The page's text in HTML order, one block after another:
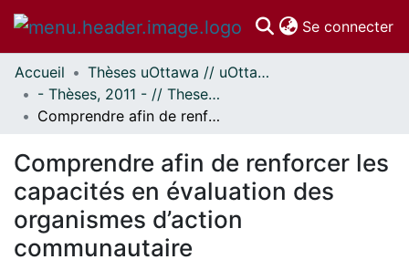
Se connecter
Communautés
et collections
Parcourir
À propos
Accueil
Thèses uOttawa // uOttawa Theses
- Thèses, 2011 - // Theses, 2011 -
Comprendre afin de renforcer les capacités en évaluation des organismes d’action communautaire
Comprendre afin de renforcer les
capacités en évaluation des
organismes d’action
communautaire